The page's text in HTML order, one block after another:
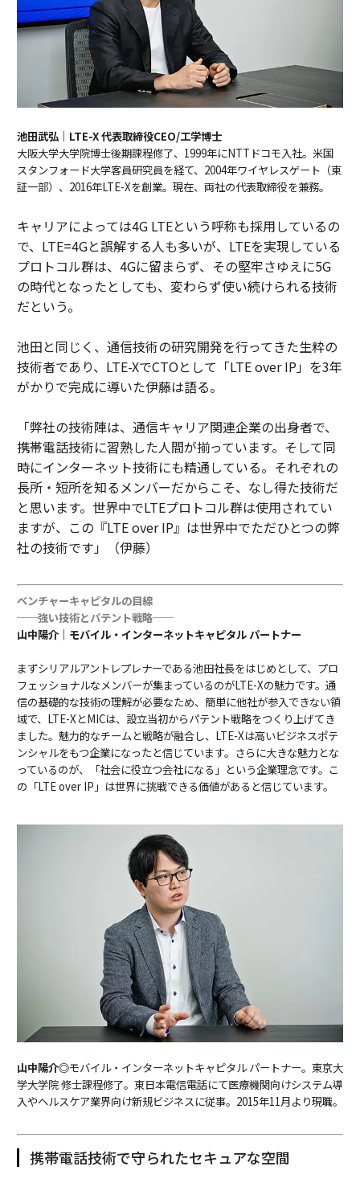
池田武弘｜LTE-X 代表取締役CEO/工学博士
大阪大学大学院博士後期課程修了、1999年にNTTドコモ入社。米国
スタンフォード大学客員研究員を経て、2004年ワイヤレスゲート（東
証一部）、2016年LTE-Xを創業。現在、両社の代表取締役を兼務。
キャリアによっては4G LTEという呼称も採用しているの
で、LTE=4Gと誤解する人も多いが、LTEを実現している
プロトコル群は、4Gに留まらず、その堅牢さゆえに5G
の時代となったとしても、変わらず使い続けられる技術
だという。
池田と同じく、通信技術の研究開発を行ってきた生粋の
技術者であり、LTE-XでCTOとして「LTE over IP」を3年
がかりで完成に導いた伊藤は語る。
「弊社の技術陣は、通信キャリア関連企業の出身者で、
携帯電話技術に習熟した人間が揃っています。そして同
時にインターネット技術にも精通している。それぞれの
長所・短所を知るメンバーだからこそ、なし得た技術だ
と思います。世界中でLTEプロトコル群は使用されてい
ますが、この『LTE over IP』は世界中でただひとつの弊
社の技術です」（伊藤）
ベンチャーキャピタルの目線
──強い技術とパテント戦略──
山中陽介｜モバイル・インターネットキャピタル パートナー
まずシリアルアントレプレナーである池田社長をはじめとして、プロ
フェッショナルなメンバーが集まっているのがLTE-Xの魅力です。通
信の基礎的な技術の理解が必要なため、簡単に他社が参入できない領
域で、LTE-XとMICは、設立当初からパテント戦略をつくり上げてき
ました。魅力的なチームと戦略が融合し、LTE-Xは高いビジネスポテ
ンシャルをもつ企業になったと信じています。さらに大きな魅力とな
っているのが、「社会に役立つ会社になる」という企業理念です。こ
の「LTE over IP」は世界に挑戦できる価値があると信じています。
山中陽介◎モバイル・インターネットキャピタル パートナー。東京大
学大学院 修士課程修了。東日本電信電話にて医療機関向けシステム導
入やヘルスケア業界向け新規ビジネスに従事。2015年11月より現職。
携帯電話技術で守られたセキュアな空間